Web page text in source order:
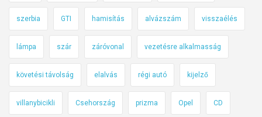
szerbia GTI hamisítás alvázszám visszaélés
lámpa szár záróvonal vezetésre alkalmasság
követési távolság elalvás régi autó kijelző
villanybicikli Csehország prizma Opel CD